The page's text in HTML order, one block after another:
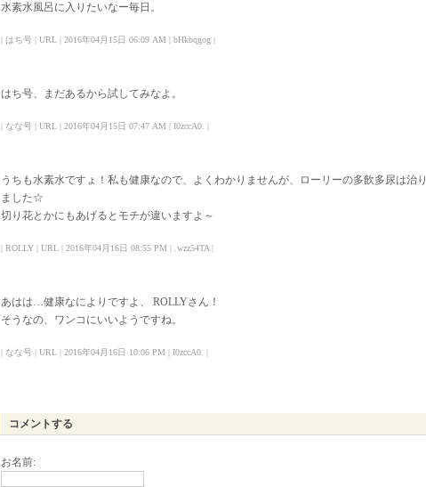
水素水風呂に入りたいなー毎日。
| はち号 | URL | 2016年04月15日 06:09 AM | bHkbqgog |
はち号、まだあるから試してみなよ。
| なな号 | URL | 2016年04月15日 07:47 AM | I0zccA0. |
うちも水素水ですょ！私も健康なので、よくわかりませんが、ローリーの多飲多尿は治り
ました☆
切り花とかにもあげるとモチが違いますよ～
| ROLLY | URL | 2016年04月16日 08:55 PM | .wzz54TA |
あはは…健康なによりですよ、 ROLLYさん！
そうなの、ワンコにいいようですね。
| なな号 | URL | 2016年04月16日 10:06 PM | I0zccA0. |
コメントする
お名前: